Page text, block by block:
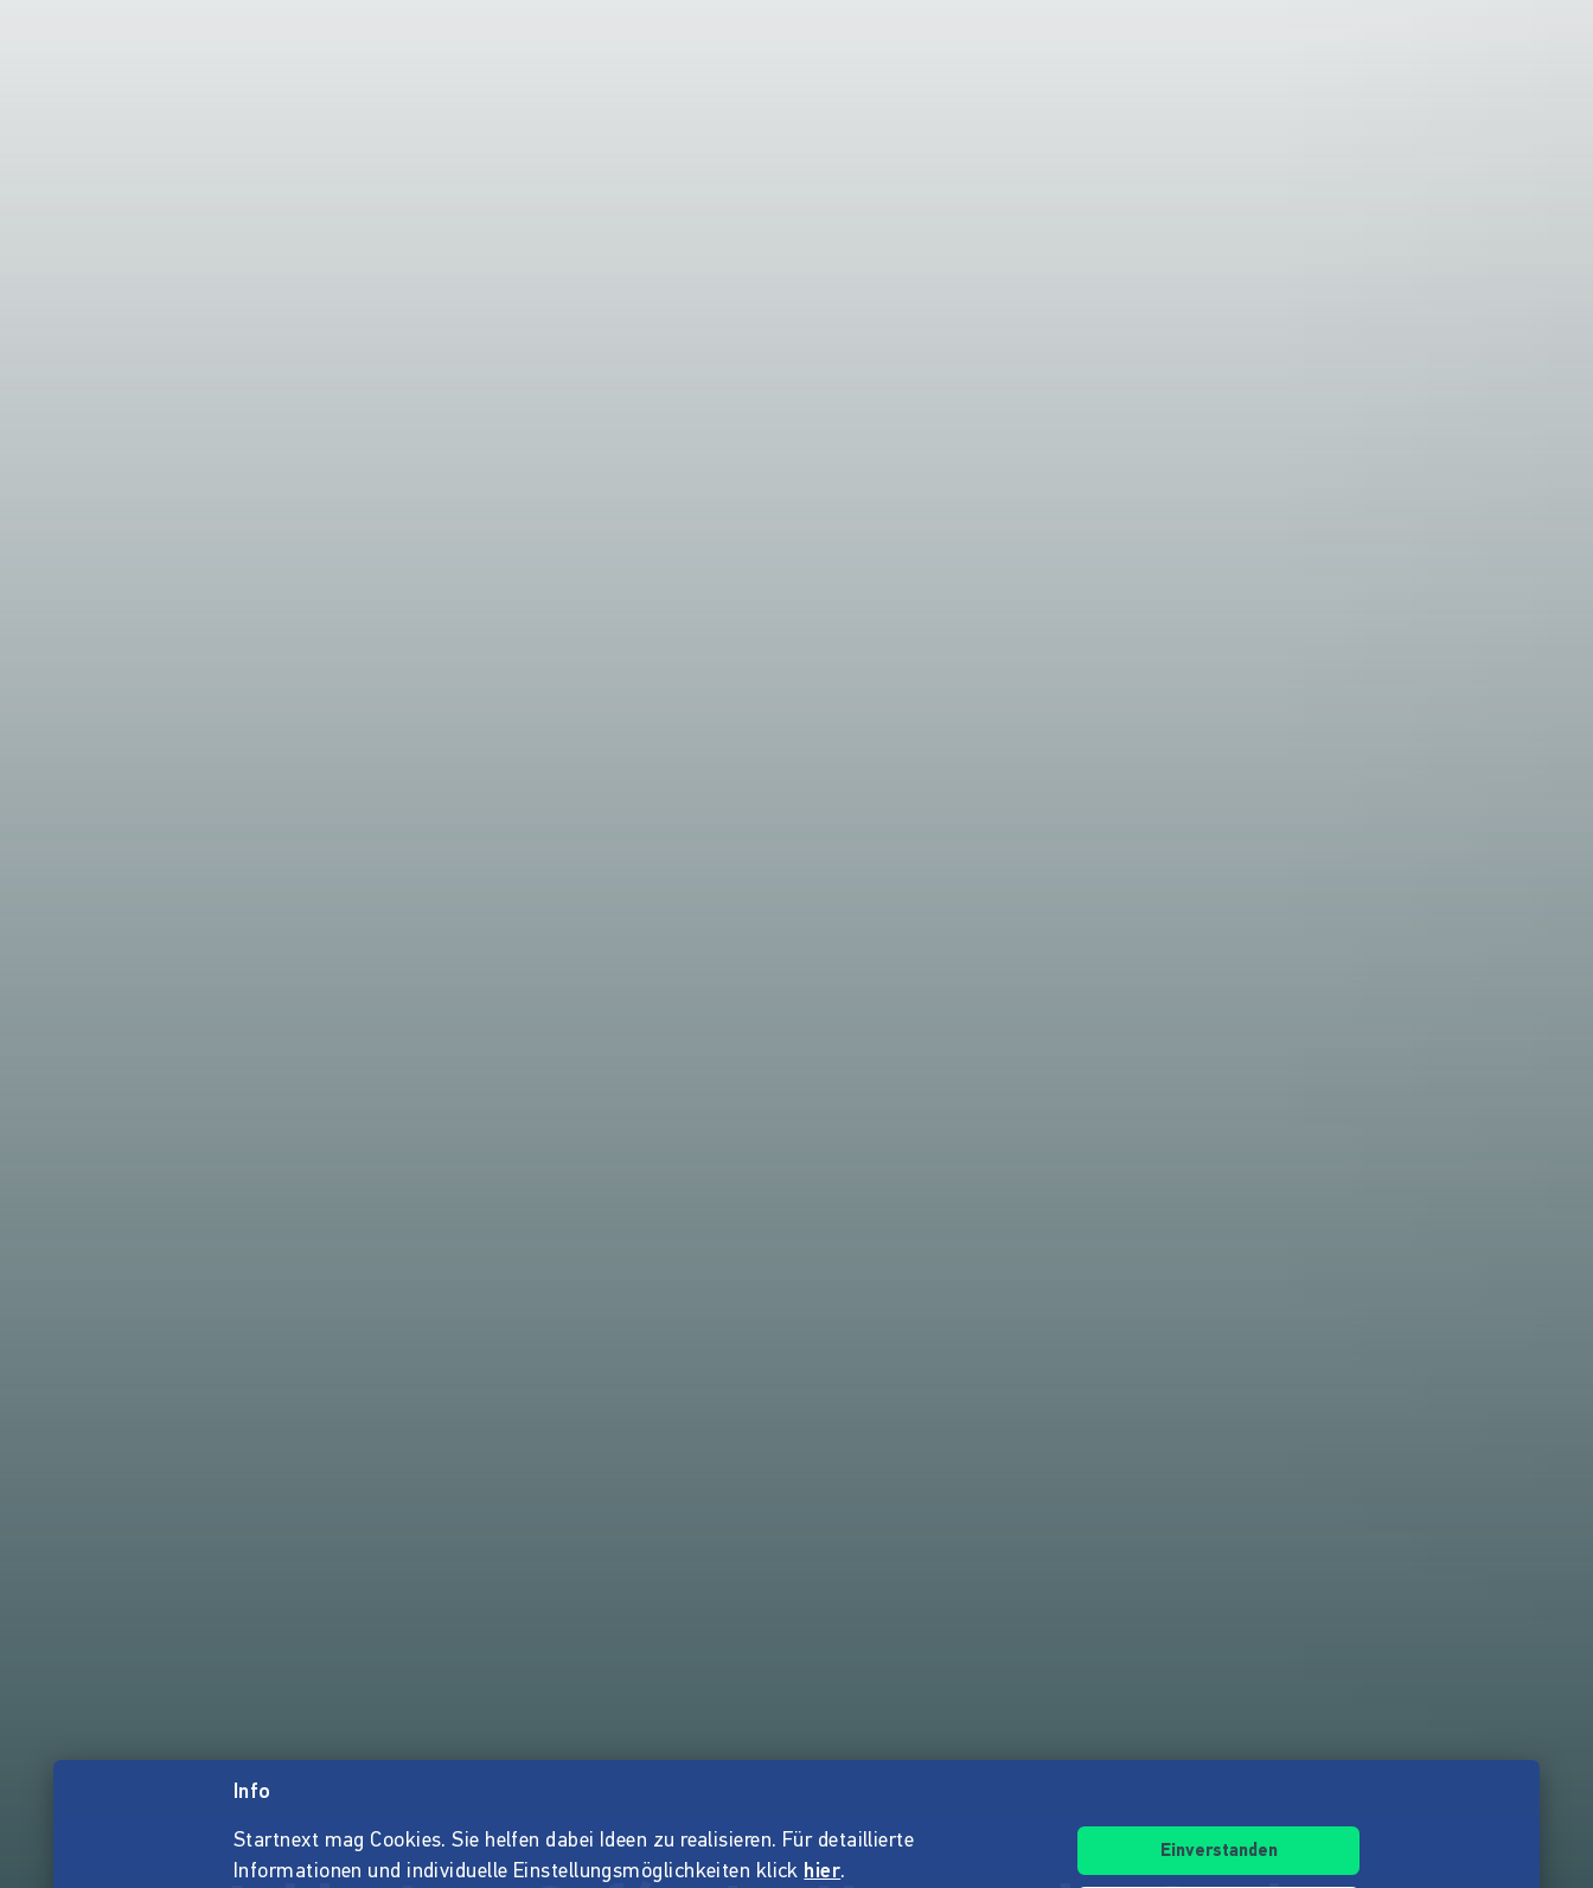
Info
Startnext mag Cookies. Sie helfen dabei Ideen zu realisieren. Für detaillierte
Informationen und individuelle Einstellungsmöglichkeiten klick hier.
Einverstanden